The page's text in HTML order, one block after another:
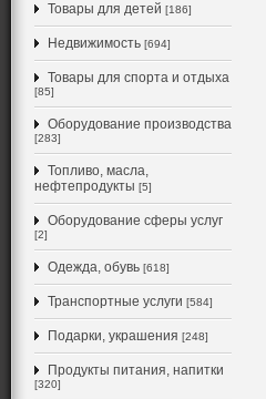
Товары для детей [186]
Недвижимость [694]
Товары для спорта и отдыха
[85]
Оборудование производства
[283]
Топливо, масла,
нефтепродукты [5]
Оборудование сферы услуг
[2]
Одежда, обувь [618]
Транспортные услуги [584]
Подарки, украшения [248]
Продукты питания, напитки
[320]